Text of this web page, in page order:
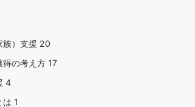
族）支援 20
得の考え方 17
4
は 1